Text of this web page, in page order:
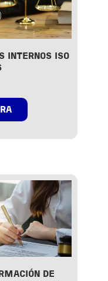
INTERNOS ISO
DE